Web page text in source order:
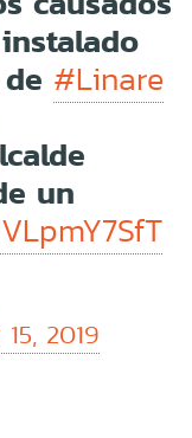
instalado
#Linare
un
2019